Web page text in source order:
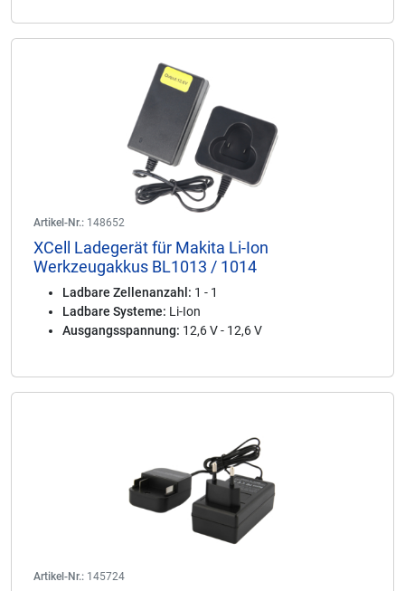
Artikel-Nr.: 148652
XCell Ladegerät für Makita Li-Ion
Werkzeugakkus BL1013 / 1014
Ladbare Zellenanzahl: 1 - 1
Ladbare Systeme: Li-Ion
Ausgangsspannung: 12,6 V - 12,6 V
Artikel-Nr.: 145724